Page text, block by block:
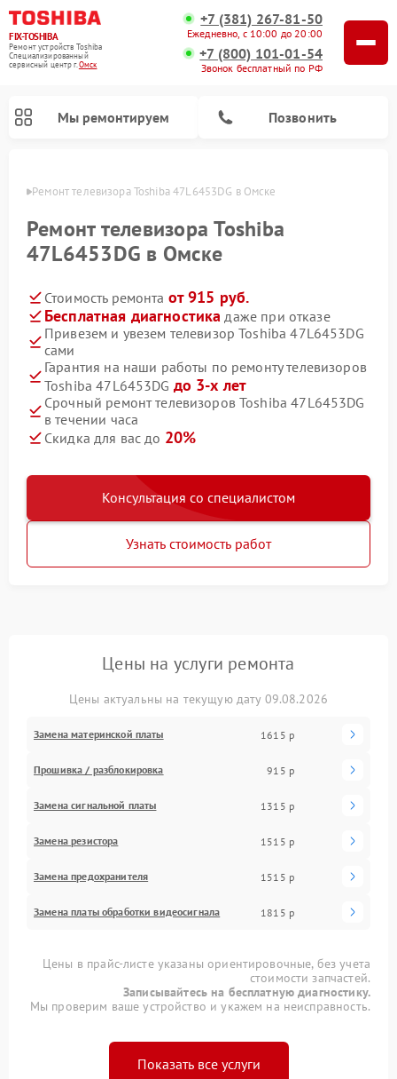
FIX-TOSHIBA
Ремонт устройств Toshiba
Специализированный
cервисный центр г.Омск
+7 (381) 267-81-50
Ежедневно, с 10:00 до 20:00
+7 (800) 101-01-54
Звонок бесплатный по РФ
Мы ремонтируем Позвонить
Ремонт телевизора Toshiba 47L6453DG в Омске
Ремонт телевизора Toshiba
47L6453DG в Омске
Стоимость ремонта от 915 руб.
Бесплатная диагностика даже при отказе
Привезем и увезем телевизор Toshiba 47L6453DG
сами
Гарантия на наши работы по ремонту телевизоров
Toshiba 47L6453DG до 3-х лет
Срочный ремонт телевизоров Toshiba 47L6453DG
в течении часа
Скидка для вас до 20%
Консультация со специалистом
Узнать стоимость работ
Цены на услуги ремонта
Цены актуальны на текущую дату 09.08.2026
Замена материнской платы 1615 р
Прошивка / разблокировка 915 р
Замена сигнальной платы 1315 р
Замена резистора 1515 р
Замена предохранителя 1515 р
Замена платы обработки видеосигнала 1815 р
Цены в прайс-листе указаны ориентировочные, без учета
стоимости запчастей.
Записывайтесь на бесплатную диагностику.
Мы проверим ваше устройство и укажем на неисправность.
Показать все услуги